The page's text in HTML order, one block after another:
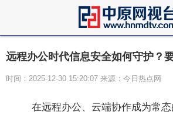
远程办公时代信息安全如何守护？
时间：2025-12-30 15:20:07 来源：今日热点网
在远程办公、云端协作成为常